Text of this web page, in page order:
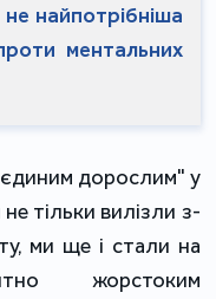
найпотрібніша
ментальних
дорослим" у
тільки вилізли з-
ми ще і стали на
жорстоким